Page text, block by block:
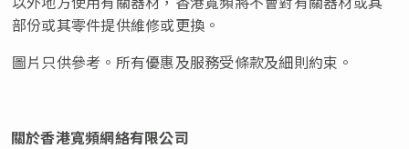
部份或其零件提供維修或更換。
圖片只供參考。所有優惠及服務受條款及細則約束。
關於香港寬頻網絡有限公司